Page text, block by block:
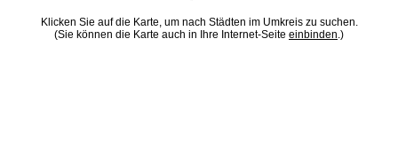
Klicken Sie auf die Karte, um nach Städten im Umkreis zu suchen.
(Sie können die Karte auch in Ihre Internet-Seite einbinden.)